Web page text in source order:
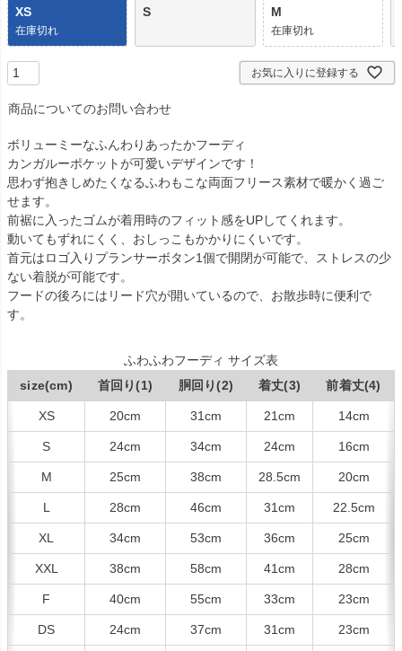
XS
在庫切れ
S M
在庫切れ
お気に入りに登録する
商品についてのお問い合わせ
ボリューミーなふんわりあったかフーディ
カンガルーポケットが可愛いデザインです！
思わず抱きしめたくなるふわもこな両面フリース素材で暖かく過ご
せます。
前裾に入ったゴムが着用時のフィット感をUPしてくれます。
動いてもずれにくく、おしっこもかかりにくいです。
首元はロゴ入りプランサーボタン1個で開閉が可能で、ストレスの少
ない着脱が可能です。
フードの後ろにはリード穴が開いているので、お散歩時に便利で
す。
ふわふわフーディ サイズ表
size(cm)
首回り(1) 胴回り(2) 着丈(3) 前着丈(4)
XS 20cm 31cm 21cm 14cm
S 24cm 34cm 24cm 16cm
M 25cm 38cm 28.5cm 20cm
L 28cm 46cm 31cm 22.5cm
XL 34cm 53cm 36cm 25cm
XXL 38cm 58cm 41cm 28cm
F 40cm 55cm 33cm 23cm
DS 24cm 37cm 31cm 23cm